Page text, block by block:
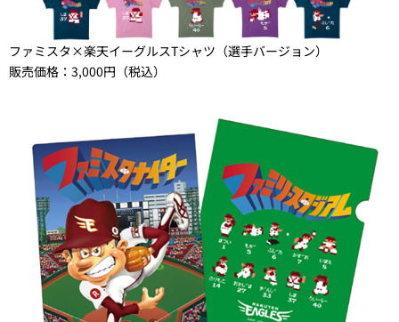
ファミスタ×楽天イーグルスTシャツ（選手バージョン）
販売価格：3,000円（税込）